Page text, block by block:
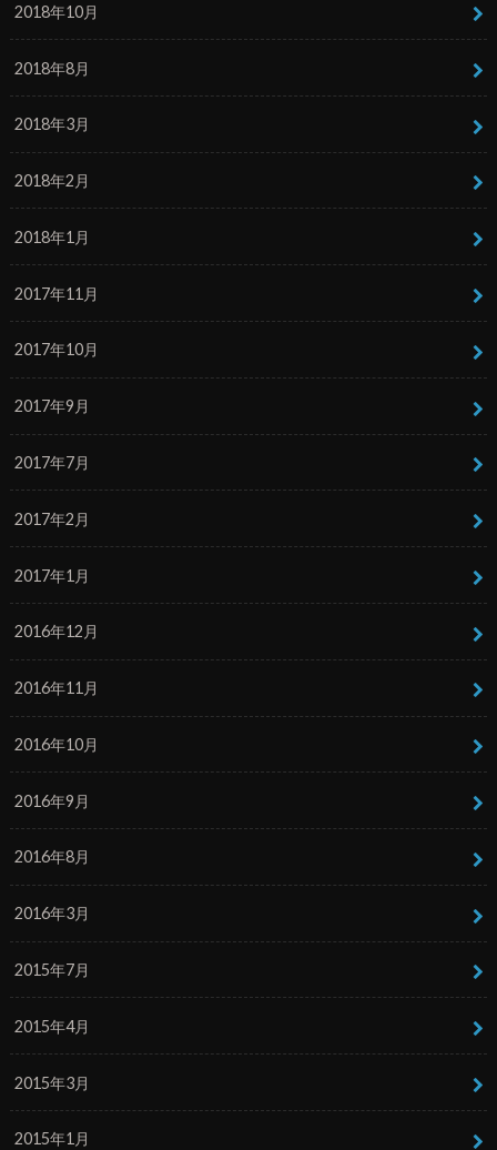
2018年10月
2018年8月
2018年3月
2018年2月
2018年1月
2017年11月
2017年10月
2017年9月
2017年7月
2017年2月
2017年1月
2016年12月
2016年11月
2016年10月
2016年9月
2016年8月
2016年3月
2015年7月
2015年4月
2015年3月
2015年1月